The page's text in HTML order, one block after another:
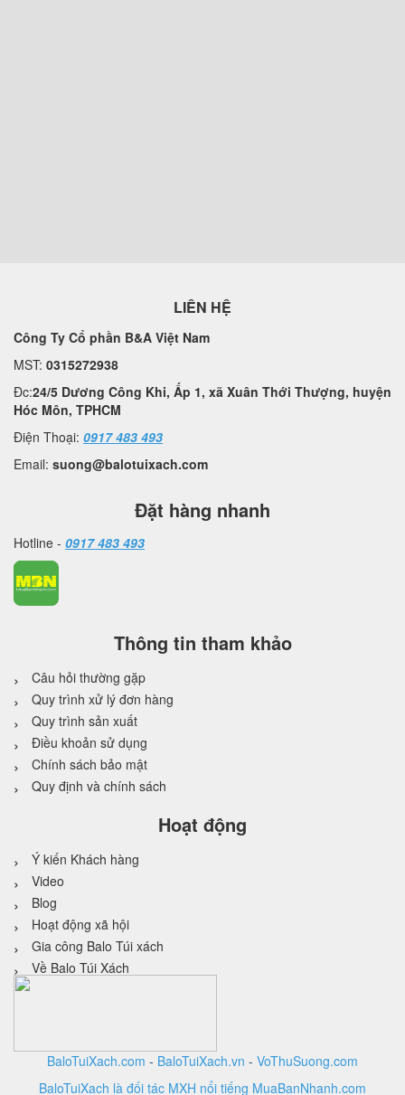
LIÊN HỆ
Công Ty Cổ phần B&A Việt Nam
MST: 0315272938
Đc:24/5 Dương Công Khi, Ấp 1, xã Xuân Thới Thượng, huyện
Hóc Môn, TPHCM
Điện Thoại: 0917 483 493
Email: suong@balotuixach.com
Đặt hàng nhanh
Hotline - 0917 483 493
Thông tin tham khảo
Câu hỏi thường gặp
Quy trình xử lý đơn hàng
Quy trình sản xuất
Điều khoản sử dụng
Chính sách bảo mật
Quy định và chính sách
Hoạt động
Ý kiến Khách hàng
Video
Blog
Hoạt động xã hội
Gia công Balo Túi xách
Về Balo Túi Xách
BaloTuiXach.com - BaloTuiXach.vn - VoThuSuong.com
BaloTuiXach là đối tác MXH nổi tiếng MuaBanNhanh.com